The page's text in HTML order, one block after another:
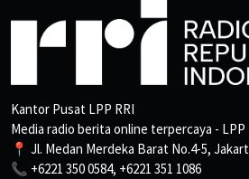
Kantor Pusat LPP RRI
Media radio berita online terpercaya - LPP
📍 Jl. Medan Merdeka Barat No.4-5,
📞 +6221 350 0584, +6221 351 1086